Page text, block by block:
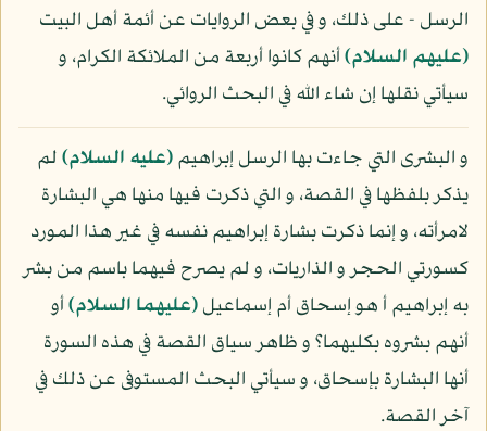
الرسل - على ذلك، و في بعض الروايات عن أئمة أهل البيت
(عليهم السلام)أنهم كانوا أربعة من الملائكة الكرام، و
سيأتي نقلها إن شاء الله في البحث الروائي.
و البشرى التي جاءت بها الرسل إبراهيم(عليه السلام)لم
يذكر بلفظها في القصة، و التي ذكرت فيها منها هي البشارة
لامرأته، و إنما ذكرت بشارة إبراهيم نفسه في غير هذا المورد
كسورتي الحجر و الذاريات، و لم يصرح فيهما باسم من بشر
به إبراهيم أ هو إسحاق أم إسماعيل(عليهما السلام)أو
أنهم بشروه بكليهما؟ و ظاهر سياق القصة في هذه السورة
أنها البشارة بإسحاق، و سيأتي البحث المستوفى عن ذلك في
آخر القصة.